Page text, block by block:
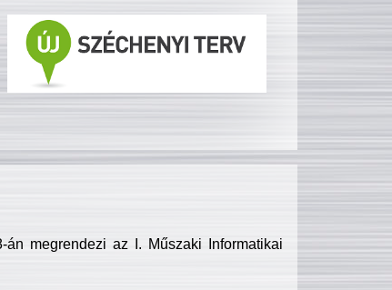
megrendezi az I. Műszaki Informatikai